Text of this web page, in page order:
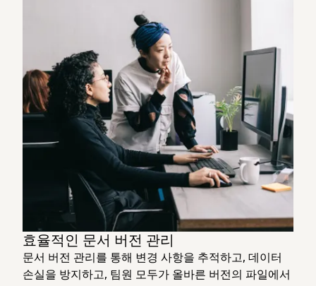
효율적인 문서 버전 관리
문서 버전 관리를 통해 변경 사항을 추적하고, 데이터
손실을 방지하고, 팀원 모두가 올바른 버전의 파일에서